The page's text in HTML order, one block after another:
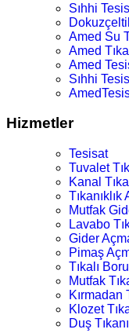
Sıhhi
Amed Su
Amed
Amed
Sıhhi
Hizmetler
Tesisat
Tuvalet
Kanal
Tıkanıklık
Mutfak
Lavabo
Gider
Pimaş
Tıkalı
Mutfak
Kırmadan
Klozet
Duş